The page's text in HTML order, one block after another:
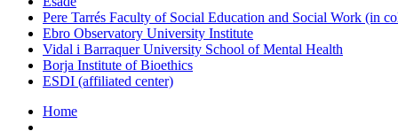
Pere Tarrés Faculty of Social Education and Social Work (in
Ebro Observatory University Institute
Vidal i Barraquer University School of Mental Health
Borja Institute of Bioethics
ESDI (affiliated center)
Home